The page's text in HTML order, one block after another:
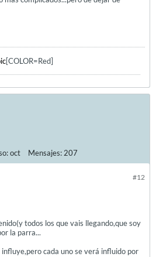
[COLOR=Red]
oct Mensajes: 207
#12
todos los que vais llegando,que soy
la parra...
cada uno se verá influido por